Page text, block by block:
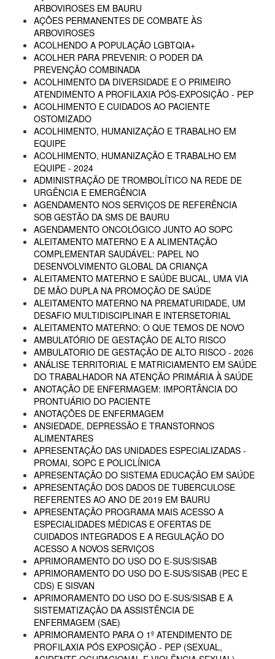
ARBOVIROSES EM BAURU
AÇÕES PERMANENTES DE COMBATE ÀS
ARBOVIROSES
ACOLHENDO A POPULAÇÃO LGBTQIA+
ACOLHER PARA PREVENIR: O PODER DA
PREVENÇÃO COMBINADA
ACOLHIMENTO DA DIVERSIDADE E O PRIMEIRO
ATENDIMENTO A PROFILAXIA PÓS-EXPOSIÇÃO - PEP
ACOLHIMENTO E CUIDADOS AO PACIENTE
OSTOMIZADO
ACOLHIMENTO, HUMANIZAÇÃO E TRABALHO EM
EQUIPE
ACOLHIMENTO, HUMANIZAÇÃO E TRABALHO EM
EQUIPE - 2024
ADMINISTRAÇÃO DE TROMBOLÍTICO NA REDE DE
URGÊNCIA E EMERGÊNCIA
AGENDAMENTO NOS SERVIÇOS DE REFERÊNCIA
SOB GESTÃO DA SMS DE BAURU
AGENDAMENTO ONCOLÓGICO JUNTO AO SOPC
ALEITAMENTO MATERNO E A ALIMENTAÇÃO
COMPLEMENTAR SAUDÁVEL: PAPEL NO
DESENVOLVIMENTO GLOBAL DA CRIANÇA
ALEITAMENTO MATERNO E SAÚDE BUCAL, UMA VIA
DE MÃO DUPLA NA PROMOÇÃO DE SAÚDE
ALEITAMENTO MATERNO NA PREMATURIDADE, UM
DESAFIO MULTIDISCIPLINAR E INTERSETORIAL
ALEITAMENTO MATERNO: O QUE TEMOS DE NOVO
AMBULATÓRIO DE GESTAÇÃO DE ALTO RISCO
AMBULATORIO DE GESTAÇÃO DE ALTO RISCO - 2026
ANÁLISE TERRITORIAL E MATRICIAMENTO EM SAÚDE
DO TRABALHADOR NA ATENÇÃO PRIMÁRIA À SAÚDE
ANOTAÇÃO DE ENFERMAGEM: IMPORTÂNCIA DO
PRONTUÁRIO DO PACIENTE
ANOTAÇÕES DE ENFERMAGEM
ANSIEDADE, DEPRESSÃO E TRANSTORNOS
ALIMENTARES
APRESENTAÇÃO DAS UNIDADES ESPECIALIZADAS -
PROMAI, SOPC E POLICLÍNICA
APRESENTAÇÃO DO SISTEMA EDUCAÇÃO EM SAÚDE
APRESENTAÇÃO DOS DADOS DE TUBERCULOSE
REFERENTES AO ANO DE 2019 EM BAURU
APRESENTAÇÃO PROGRAMA MAIS ACESSO A
ESPECIALIDADES MÉDICAS E OFERTAS DE
CUIDADOS INTEGRADOS E A REGULAÇÃO DO
ACESSO A NOVOS SERVIÇOS
APRIMORAMENTO DO USO DO E-SUS/SISAB
APRIMORAMENTO DO USO DO E-SUS/SISAB (PEC E
CDS) E SISVAN
APRIMORAMENTO DO USO DO E-SUS/SISAB E A
SISTEMATIZAÇÃO DA ASSISTÊNCIA DE
ENFERMAGEM (SAE)
APRIMORAMENTO PARA O 1º ATENDIMENTO DE
PROFILAXIA PÓS EXPOSIÇÃO - PEP (SEXUAL,